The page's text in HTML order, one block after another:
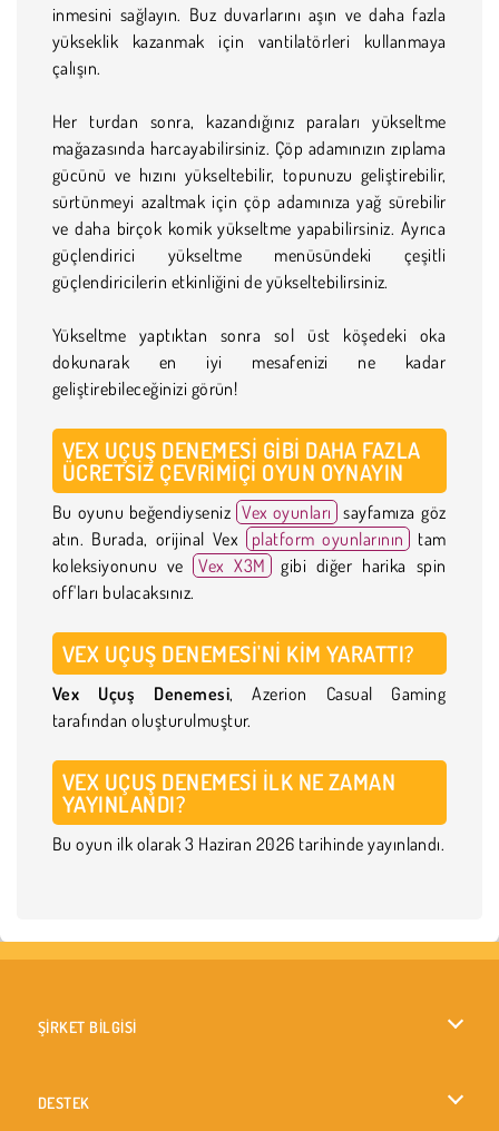
inmesini sağlayın. Buz duvarlarını aşın ve daha fazla
yükseklik kazanmak için vantilatörleri kullanmaya
çalışın.
Her turdan sonra, kazandığınız paraları yükseltme
mağazasında harcayabilirsiniz. Çöp adamınızın zıplama
gücünü ve hızını yükseltebilir, topunuzu geliştirebilir,
sürtünmeyi azaltmak için çöp adamınıza yağ sürebilir
ve daha birçok komik yükseltme yapabilirsiniz. Ayrıca
güçlendirici yükseltme menüsündeki çeşitli
güçlendiricilerin etkinliğini de yükseltebilirsiniz.
Yükseltme yaptıktan sonra sol üst köşedeki oka
dokunarak en iyi mesafenizi ne kadar
geliştirebileceğinizi görün!
VEX UÇUŞ DENEMESI GIBI DAHA FAZLA
ÜCRETSIZ ÇEVRIMIÇI OYUN OYNAYIN
Bu oyunu beğendiyseniz Vex oyunları sayfamıza göz
atın. Burada, orijinal Vex
platform oyunlarının tam
koleksiyonunu ve Vex X3M gibi diğer harika spin
off'ları bulacaksınız.
VEX UÇUŞ DENEMESI'NI KIM YARATTI?
Vex Uçuş Denemesi, Azerion Casual Gaming
tarafından oluşturulmuştur.
VEX UÇUŞ DENEMESI ILK NE ZAMAN
YAYINLANDI?
Bu oyun ilk olarak 3 Haziran 2026 tarihinde yayınlandı.
ŞİRKET BİLGİSİ
DESTEK